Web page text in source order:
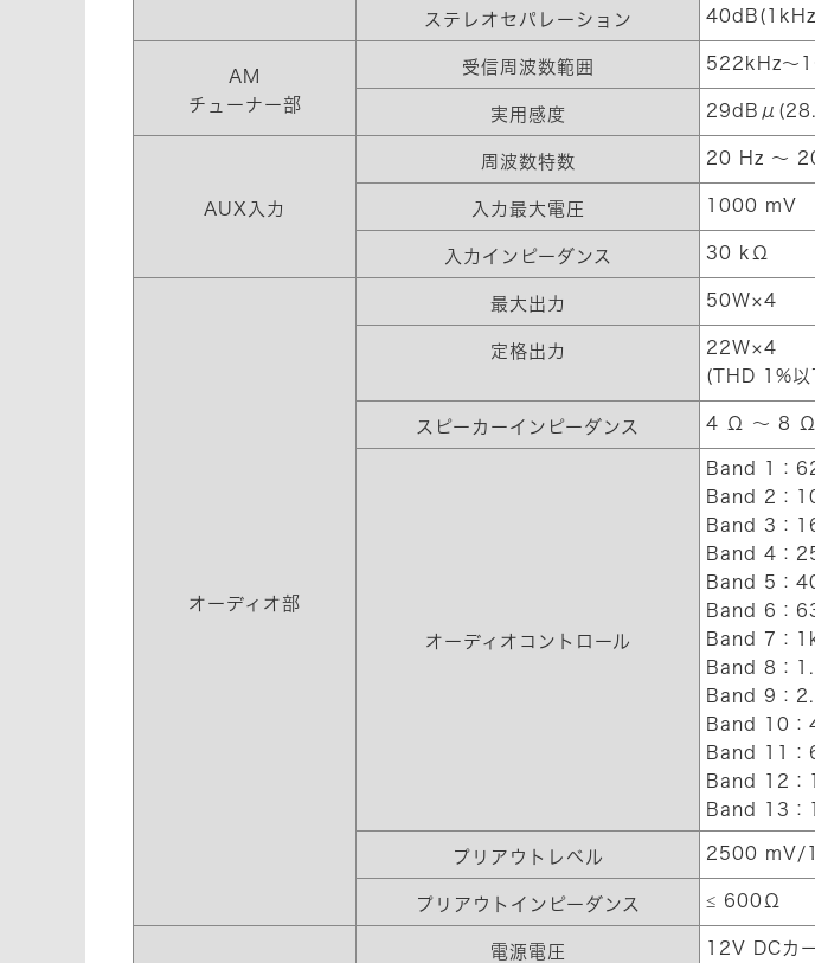
ステレオセパレーション
AM
チューナー部
受信周波数範囲 522kHz〜
実用感度
AUX入力
周波数特数 20 Hz ～
入力最大電圧 1000 mV
入力インピーダンス 30 kΩ
オーディオ部
最大出力 50W×4
定格出力
22W×4
(THD 1%以
スピーカーインピーダンス 4 Ω ～ 8 Ω
オーディオコントロール
Band 1：
Band 2：
Band 3：
Band 4：
Band 5：
Band 6：
Band 7：
Band 8：
Band 9：
Band 10
Band 11
Band 12
Band 13
プリアウトレベル 2500 mV/
プリアウトインピーダンス ≤ 600Ω
電源電圧 12V DCカ